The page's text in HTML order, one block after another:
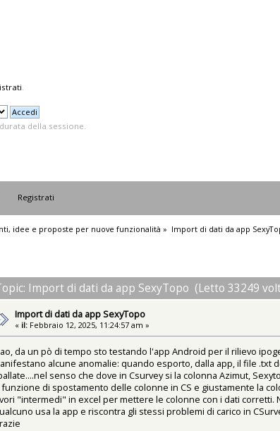
.
della sessione.
Registrati
idee e proposte per nuove funzionalità » Import di dati da app
Import di dati da app SexyTopo (Letto 33249
Import di dati da app SexyTopo
« il: Febbraio 12, 2025, 11:24:57 am »
da un pò di tempo sto testando l'app Android per il rilievo
alcune anomalie: quando esporto, dalla app, il file .txt
senso che dove in Csurvey si la colonna Azimut,
funzione di spostamento delle colonne in CS e giustamente la
"intermedi" in excel per mettere le colonne con i dati
usa la app e riscontra gli stessi problemi di carico in